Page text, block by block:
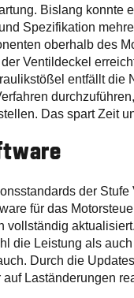
Bislang konnte
Spezifikation
oberhalb des
Ventildeckel
entfällt die
Das spart Zeit
der Stufe
für das
vollständig
die Leistung als
Durch die
Laständerungen